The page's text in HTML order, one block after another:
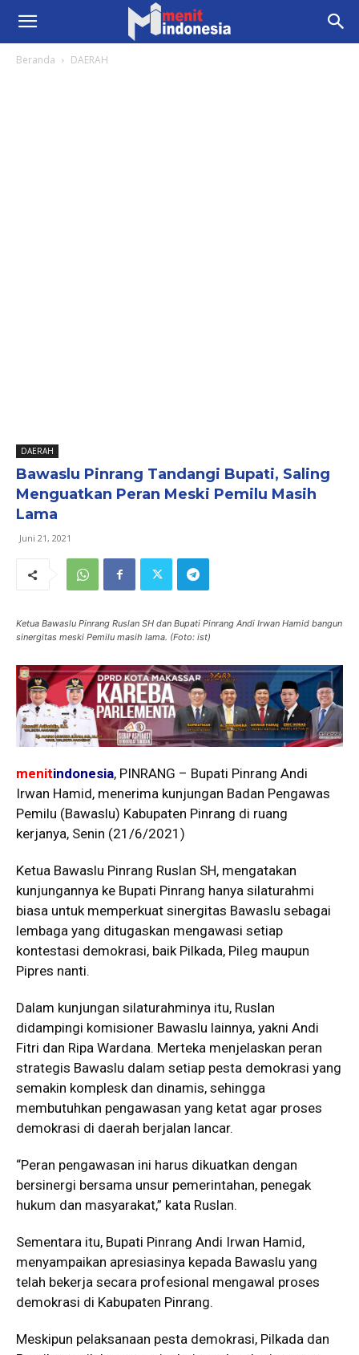
Beranda DAERAH
DAERAH
Bawaslu Pinrang Tandangi Bupati, Saling
Menguatkan Peran Meski Pemilu Masih
Lama
Juni 21, 2021
Ketua Bawaslu Pinrang Ruslan SH dan Bupati Pinrang Andi Irwan Hamid bangun
sinergitas meski Pemilu masih lama. (Foto: ist)
menitindonesia, PINRANG – Bupati Pinrang Andi
Irwan Hamid, menerima kunjungan Badan Pengawas
Pemilu (Bawaslu) Kabupaten Pinrang di ruang
kerjanya, Senin (21/6/2021)
Ketua Bawaslu Pinrang Ruslan SH, mengatakan
kunjungannya ke Bupati Pinrang hanya silaturahmi
biasa untuk memperkuat sinergitas Bawaslu sebagai
lembaga yang ditugaskan mengawasi setiap
kontestasi demokrasi, baik Pilkada, Pileg maupun
Pipres nanti.
Dalam kunjungan silaturahminya itu, Ruslan
didampingi komisioner Bawaslu lainnya, yakni Andi
Fitri dan Ripa Wardana. Merteka menjelaskan peran
strategis Bawaslu dalam setiap pesta demokrasi yang
semakin komplesk dan dinamis, sehingga
membutuhkan pengawasan yang ketat agar proses
demokrasi di daerah berjalan lancar.
“Peran pengawasan ini harus dikuatkan dengan
bersinergi bersama unsur pemerintahan, penegak
hukum dan masyarakat,” kata Ruslan.
Sementara itu, Bupati Pinrang Andi Irwan Hamid,
menyampaikan apresiasinya kepada Bawaslu yang
telah bekerja secara profesional mengawal proses
demokrasi di Kabupaten Pinrang.
Meskipun pelaksanaan pesta demokrasi, Pilkada dan